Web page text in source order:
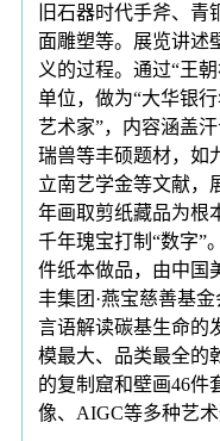
旧石器时代手斧、青
面雕塑等。展览讲述
义的过程。通过“王
单位，做为“大华银
艺术家”，内容涵盖
瑞兽等丰硕题材，如
立南艺学金等文献，
年画取剪纸藏品为根
千年瑰宝打制“数字”
件纸本做品，由中国
丰集团·燕宝慈善基
言语解读碳基生命的
模最大、品类最全的
的复制窟和壁画46件
像、AIGC等多种艺术